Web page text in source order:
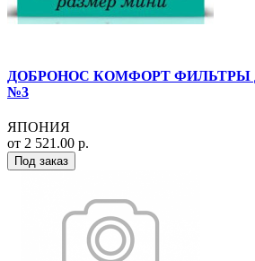
ДОБРОНОС КОМФОРТ ФИЛЬТРЫ
№3
ЯПОНИЯ
от 2 521.00 р.
Под заказ